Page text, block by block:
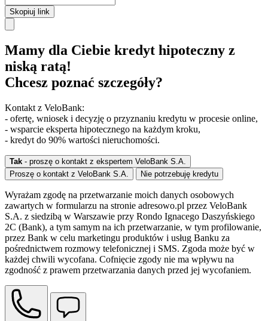
Skopiuj link
Mamy dla Ciebie kredyt hipoteczny z
niską ratą!
Chcesz poznać szczegóły?
Kontakt z VeloBank:
- ofertę, wniosek i decyzję o przyznaniu kredytu w procesie online,
- wsparcie eksperta hipotecznego na każdym kroku,
- kredyt do 90% wartości nieruchomości.
Tak - proszę o kontakt z ekspertem VeloBank S.A.
Proszę o kontakt z VeloBank S.A.
Nie potrzebuję kredytu
Wyrażam zgodę na przetwarzanie moich danych osobowych
zawartych w formularzu na stronie adresowo.pl przez VeloBank
S.A. z siedzibą w Warszawie przy Rondo Ignacego Daszyńskiego
2C (Bank), a tym samym na ich przetwarzanie, w tym profilowanie,
przez Bank w celu marketingu produktów i usług Banku za
pośrednictwem rozmowy telefonicznej i SMS. Zgoda może być w
każdej chwili wycofana. Cofnięcie zgody nie ma wpływu na
zgodność z prawem przetwarzania danych przed jej wycofaniem.